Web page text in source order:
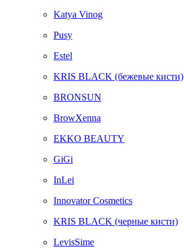
Katya Vinog
Pusy
Estel
KRIS BLACK (бежевые кисти)
BRONSUN
BrowXenna
EKKO BEAUTY
GiGi
InLei
Innovator Cosmetics
KRIS BLACK (черные кисти)
LevisSime